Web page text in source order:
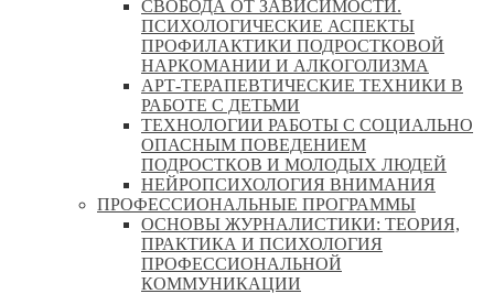
СВОБОДА ОТ ЗАВИСИМОСТИ.
ПСИХОЛОГИЧЕСКИЕ АСПЕКТЫ
ПРОФИЛАКТИКИ ПОДРОСТКОВОЙ
НАРКОМАНИИ И АЛКОГОЛИЗМА
АРТ-ТЕРАПЕВТИЧЕСКИЕ ТЕХНИКИ В
РАБОТЕ С ДЕТЬМИ
ТЕХНОЛОГИИ РАБОТЫ С СОЦИАЛЬНО
ОПАСНЫМ ПОВЕДЕНИЕМ
ПОДРОСТКОВ И МОЛОДЫХ ЛЮДЕЙ
НЕЙРОПСИХОЛОГИЯ ВНИМАНИЯ
ПРОФЕССИОНАЛЬНЫЕ ПРОГРАММЫ
ОСНОВЫ ЖУРНАЛИСТИКИ: ТЕОРИЯ,
ПРАКТИКА И ПСИХОЛОГИЯ
ПРОФЕССИОНАЛЬНОЙ
КОММУНИКАЦИИ